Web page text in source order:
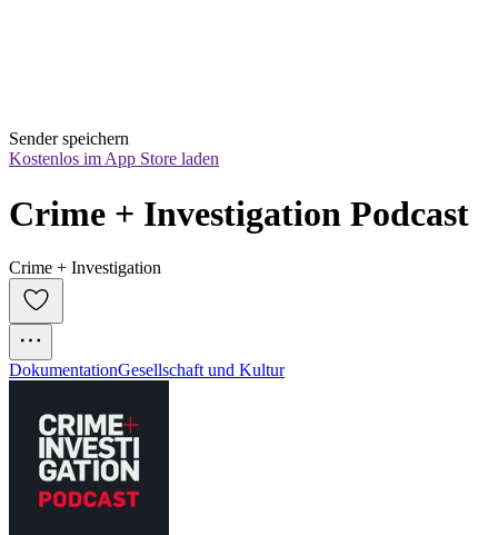
Sender speichern
Kostenlos im App Store laden
Crime + Investigation Podcast
Crime + Investigation
DokumentationGesellschaft und Kultur